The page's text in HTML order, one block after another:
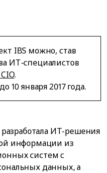
IBS можно, став
ИТ-специалистов
.
10 января 2017 года.
ИТ-решения
информации из
систем с
данных, а